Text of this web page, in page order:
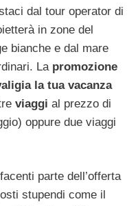
dal tour operator di
in zone del
bianche e dal mare
La promozione
la tua vacanza
viaggi al prezzo di
oppure due viaggi
parte dell’offerta
stupendi come il